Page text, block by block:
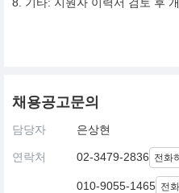
채용공고문의
담당자 은상현
연락처 02-3479-2836 전화
010-9055-1465 전